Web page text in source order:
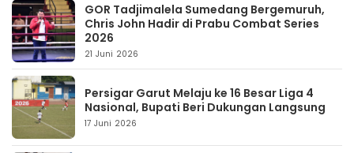
GOR Tadjimalela Sumedang Bergemuruh,
Chris John Hadir di Prabu Combat Series
2026
21 Juni 2026
Persigar Garut Melaju ke 16 Besar Liga 4
Nasional, Bupati Beri Dukungan Langsung
17 Juni 2026